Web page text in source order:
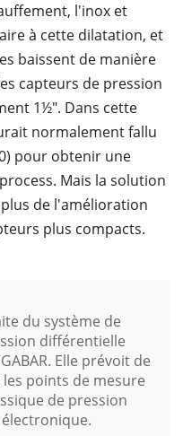
l'inox et
à cette dilatation, et
baissent de manière
capteurs de pression
1½". Dans cette
normalement fallu
pour obtenir une
Mais la solution
de l'amélioration
plus compacts.
du système de
différentielle
Elle prévoit de
points de mesure
de pression